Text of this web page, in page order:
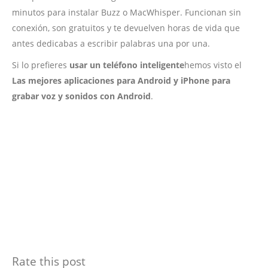
minutos para instalar Buzz o MacWhisper. Funcionan sin
conexión, son gratuitos y te devuelven horas de vida que
antes dedicabas a escribir palabras una por una.
Si lo prefieres usar un teléfono inteligentehemos visto el
Las mejores aplicaciones para Android y iPhone para
grabar voz y sonidos con Android.
Rate this post